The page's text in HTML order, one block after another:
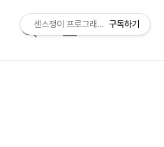
검
메
센스쟁이 프로그래머, 비트센스
구독하기